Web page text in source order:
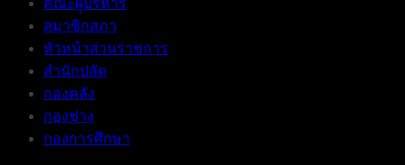
สมาชิกสภา
หัวหน้าส่วนราชการ
สำนักปลัด
กองคลัง
กองช่าง
กองการศึกษา